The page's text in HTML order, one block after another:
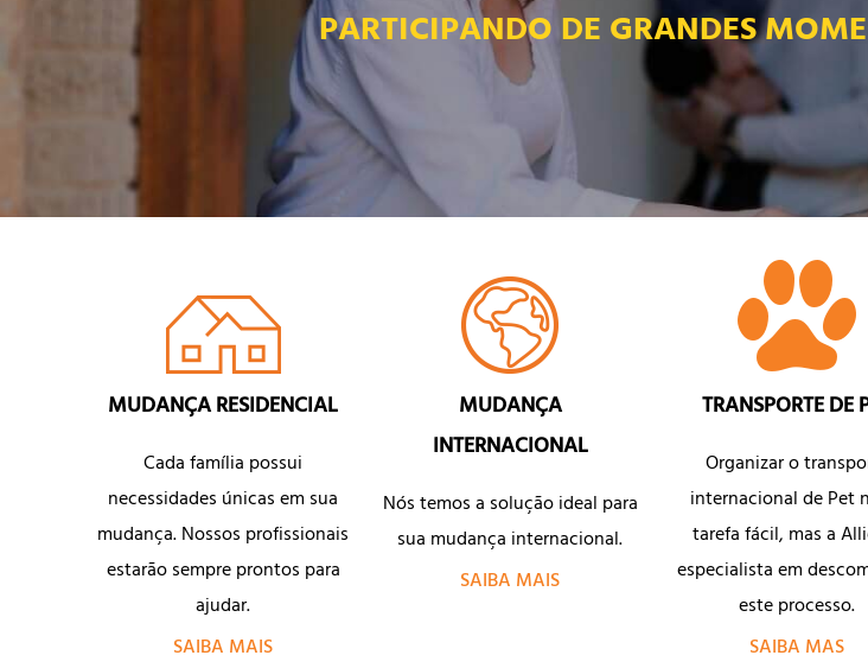
PARTICIPANDO DE GRANDES
MUDANÇA RESIDENCIAL
Cada família possui
necessidades únicas em sua
mudança. Nossos profissionais
estarão sempre prontos para
ajudar.
SAIBA MAIS
MUDANÇA
INTERNACIONAL
Nós temos a solução ideal para
sua mudança internacional.
SAIBA MAIS
TRANSPORTE DE
Organizar o
internacional de Pet
tarefa fácil, mas a
especialista em
este processo.
SAIBA MAS